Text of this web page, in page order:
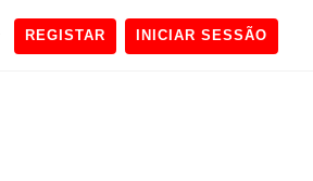
REGISTAR INICIAR SESSÃO